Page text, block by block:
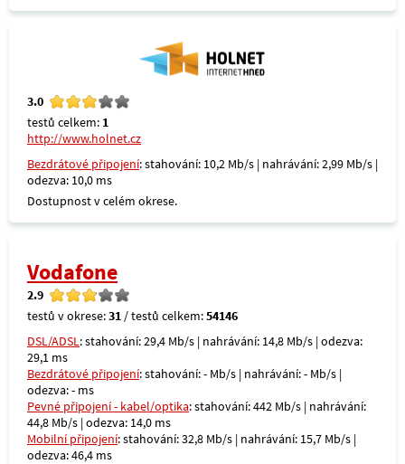
3.0
testů celkem: 1
http://www.holnet.cz
Bezdrátové připojení: stahování: 10,2 Mb/s | nahrávání: 2,99 Mb/s |
odezva: 10,0 ms
Dostupnost v celém okrese.
Vodafone
2.9
testů v okrese:31 / testů celkem:54146
DSL/ADSL: stahování: 29,4 Mb/s | nahrávání: 14,8 Mb/s | odezva:
29,1 ms
Bezdrátové připojení: stahování: - Mb/s | nahrávání: - Mb/s |
odezva: - ms
Pevné připojení - kabel/optika: stahování: 442 Mb/s | nahrávání:
44,8 Mb/s | odezva: 14,0 ms
Mobilní připojení: stahování: 32,8 Mb/s | nahrávání: 15,7 Mb/s |
odezva: 46,4 ms